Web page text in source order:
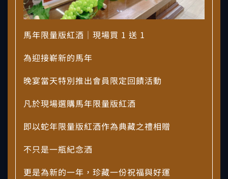
馬年限量版紅酒｜現場買 1 送 1
為迎接嶄新的馬年
晚宴當天特別推出會員限定回饋活動
凡於現場選購馬年限量版紅酒
即以蛇年限量版紅酒作為典藏之禮相贈
不只是一瓶紀念酒
更是為新的一年，珍藏一份祝福與好運